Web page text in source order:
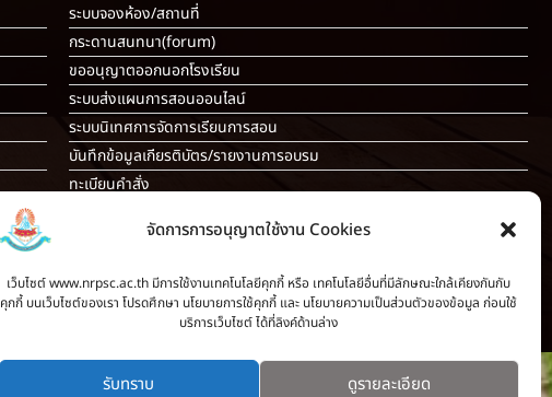
จัดการการอนุญาตใช้งาน Cookies
เว็บไซต์ www.nrpsc.ac.th มีการใช้งานเทคโนโลยีคุกกี้ หรือ เทคโนโลยีอื่นที่มีลักษณะใกล้เคียงกันกับ
คุกกี้ บนเว็บไซต์ของเรา โปรดศึกษา นโยบายการใช้คุกกี้ และ นโยบายความเป็นส่วนตัวของข้อมูล ก่อนใช้
บริการเว็บไซต์ ได้ที่ลิงค์ด้านล่าง
รับทราบ ดูรายละเอียด
ระบบจองห้อง/สถานที่
กระดานสนทนา(forum)
ขออนุญาตออกนอกโรงเรียน
ระบบส่งแผนการสอนออนไลน์
ระบบนิเทศการจัดการเรียนการสอน
บันทึกข้อมูลเกียรติบัตร/รายงานการอบรม
ทะเบียนคำสั่ง
ลากิจส่วนตัว/ลาป่วย/ไปราชการ]